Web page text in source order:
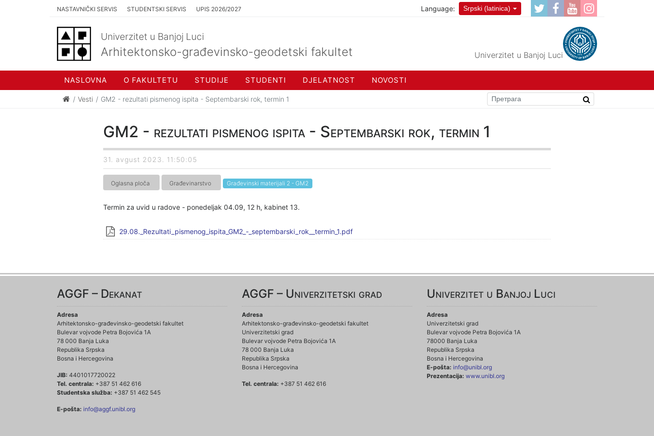
NASTAVNIČKI SERVIS STUDENTSKI SERVIS UPIS 2026/2027 Language: Srpski (latinica)
Univerzitet u Banjoj Luci
Arhitektonsko-građevinsko-geodetski fakultet Univerzitet u Banjoj Luci
NASLOVNA O FAKULTETU STUDIJE STUDENTI DJELATNOST NOVOSTI
Vesti GM2 - rezultati pismenog ispita - Septembarski rok, termin 1
GM2 - rezultati pismenog ispita - Septembarski rok, termin 1
31. avgust 2023. 11:50:05
Oglasna ploča Građevinarstvo Građevinski materijali 2 - GM2
Termin za uvid u radove - ponedeljak 04.09, 12 h, kabinet 13.
29.08._Rezultati_pismenog_ispita_GM2_-_septembarski_rok__termin_1.pdf
AGGF – Dekanat
Adresa
Arhitektonsko-građevinsko-geodetski fakultet
Bulevar vojvode Petra Bojovića 1A
78 000 Banja Luka
Republika Srpska
Bosna i Hercegovina
JIB: 4401017720022
Tel. centrala: +387 51 462 616
Studentska služba: +387 51 462 545
E-pošta: info@aggf.unibl.org
AGGF – Univerzitetski grad
Adresa
Arhitektonsko-građevinsko-geodetski fakultet
Univerzitetski grad
Bulevar vojvode Petra Bojovića 1A
78 000 Banja Luka
Republika Srpska
Bosna i Hercegovina
Tel. centrala: +387 51 462 616
Univerzitet u Banjoj Luci
Adresa
Univerzitetski grad
Bulevar vojvode Petra Bojovića 1A
78000 Banja Luka
Republika Srpska
Bosna i Hercegovina
E-pošta: info@unibl.org
Prezentacija: www.unibl.org